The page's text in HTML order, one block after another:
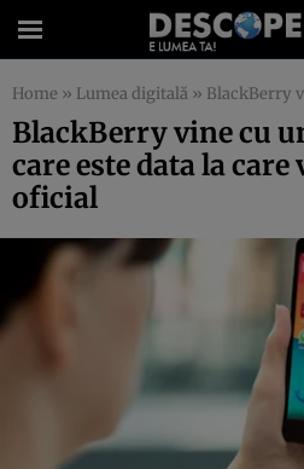
Home » Lumea digitală » BlackBerry vine cu un
BlackBerry vine cu
care este data la
oficial